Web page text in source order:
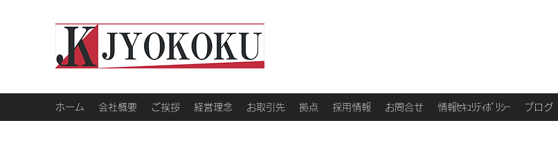
ホーム 会社概要 ご挨拶 経営理念 お取引先 拠点 採用情報 お問合せ 情報ｾｷｭﾘﾃｨﾎﾟﾘｼｰ ブログ